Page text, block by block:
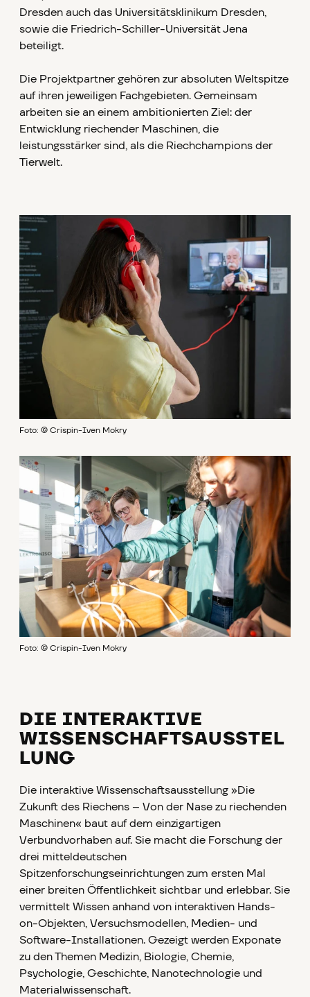
Dresden auch das Universitätsklinikum Dresden,
sowie die Friedrich-Schiller-Universität Jena
beteiligt.
Die Projektpartner gehören zur absoluten Weltspitze
auf ihren jeweiligen Fachgebieten. Gemeinsam
arbeiten sie an einem ambitionierten Ziel: der
Entwicklung riechender Maschinen, die
leistungsstärker sind, als die Riechchampions der
Tierwelt.
Foto: © Crispin-Iven Mokry
Foto: © Crispin-Iven Mokry
DIE INTERAKTIVE
WISSENSCHAFTSAUSSTEL
LUNG
Die interaktive Wissenschaftsausstellung »Die
Zukunft des Riechens – Von der Nase zu riechenden
Maschinen« baut auf dem einzigartigen
Verbundvorhaben auf. Sie macht die Forschung der
drei mitteldeutschen
Spitzenforschungseinrichtungen zum ersten Mal
einer breiten Öffentlichkeit sichtbar und erlebbar. Sie
vermittelt Wissen anhand von interaktiven Hands-
on-Objekten, Versuchsmodellen, Medien- und
Software-Installationen. Gezeigt werden Exponate
zu den Themen Medizin, Biologie, Chemie,
Psychologie, Geschichte, Nanotechnologie und
Materialwissenschaft.